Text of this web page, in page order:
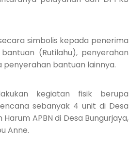
simbolis kepada penerima
(Rutilahu), penyerahan
bantuan lainnya.
kegiatan fisik berupa
sebanyak 4 unit di Desa
APBN di Desa Bungurjaya,
Anne.